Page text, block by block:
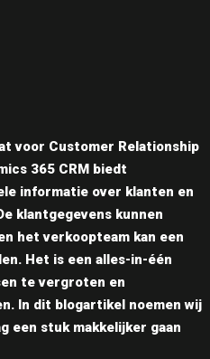
voor Customer Relationship
365 CRM biedt
informatie over klanten en
klantgegevens kunnen
het verkoopteam kan een
Het is een alles-in-één
te vergroten en
In dit blogartikel noemen wij
een stuk makkelijker gaan